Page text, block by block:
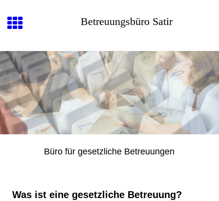
Betreuungsbüro Satir
Büro für gesetzliche Betreuungen
Was ist eine gesetzliche Betreuung?